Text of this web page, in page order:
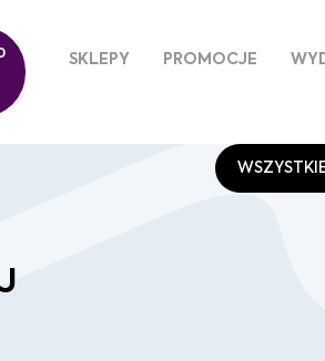
SKLEPY PROMOCJE